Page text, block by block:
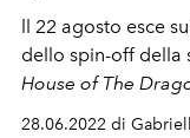
ll 22 agosto esce
dello spin-off della
House of The
28.06.2022 di